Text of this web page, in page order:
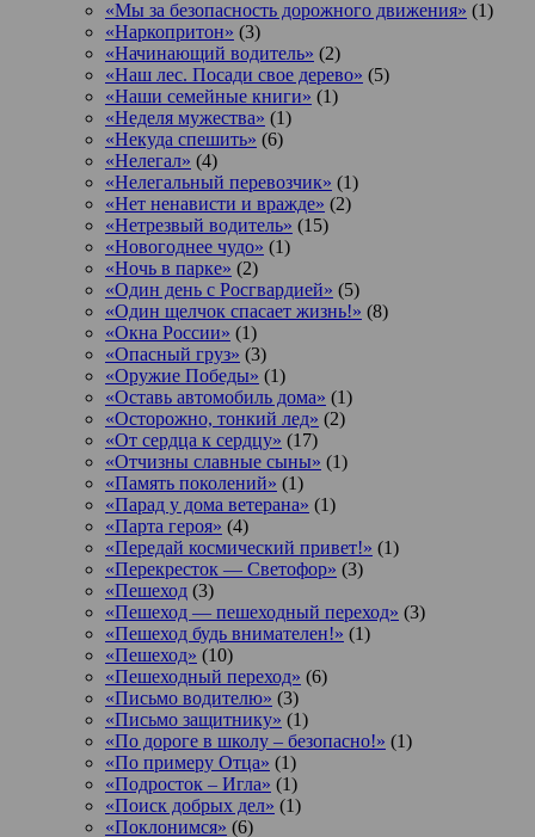
«Мы за безопасность дорожного движения» (1)
«Наркопритон» (3)
«Начинающий водитель» (2)
«Наш лес. Посади свое дерево» (5)
«Наши семейные книги» (1)
«Неделя мужества» (1)
«Некуда спешить» (6)
«Нелегал» (4)
«Нелегальный перевозчик» (1)
«Нет ненависти и вражде» (2)
«Нетрезвый водитель» (15)
«Новогоднее чудо» (1)
«Ночь в парке» (2)
«Один день с Росгвардией» (5)
«Один щелчок спасает жизнь!» (8)
«Окна России» (1)
«Опасный груз» (3)
«Оружие Победы» (1)
«Оставь автомобиль дома» (1)
«Осторожно, тонкий лед» (2)
«От сердца к сердцу» (17)
«Отчизны славные сыны» (1)
«Память поколений» (1)
«Парад у дома ветерана» (1)
«Парта героя» (4)
«Передай космический привет!» (1)
«Перекресток — Светофор» (3)
«Пешеход (3)
«Пешеход — пешеходный переход» (3)
«Пешеход будь внимателен!» (1)
«Пешеход» (10)
«Пешеходный переход» (6)
«Письмо водителю» (3)
«Письмо защитнику» (1)
«По дороге в школу – безопасно!» (1)
«По примеру Отца» (1)
«Подросток ‒ Игла» (1)
«Поиск добрых дел» (1)
«Поклонимся» (6)